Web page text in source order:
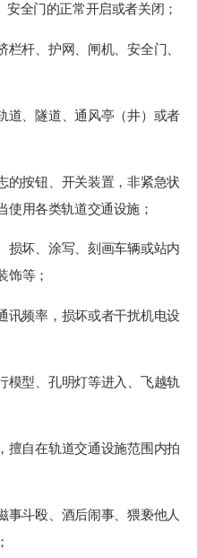
安全门的正常开启或者关闭；
栏杆、护网、闸机、安全门、
道、隧道、通风亭（井）或者
的按钮、开关装置，非紧急状
使用各类轨道交通设施；
损坏、涂写、刻画车辆或站内
饰等；
讯频率，损坏或者干扰机电设
模型、孔明灯等进入、飞越轨
擅自在轨道交通设施范围内拍
事斗殴、酒后闹事、猥亵他人